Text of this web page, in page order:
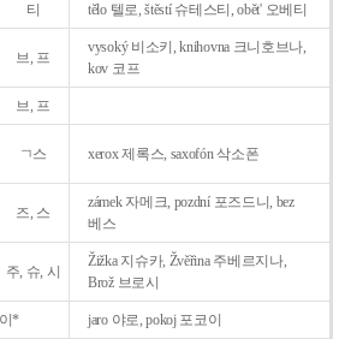
티 tělo 텔로, štěstí 슈테스티, obět' 오베티
브, 프
vysoký 비소키, knihovna 크니호브나,
kov 코프
브, 프
ㄱ스 xerox 제록스, saxofón 삭소폰
즈, 스
zámek 자메크, pozdní 포즈드니, bez
베스
주, 슈, 시
Žižka 지슈카, Žvěřina 주베르지나,
Brož 브로시
이* jaro 야로, pokoj 포코이